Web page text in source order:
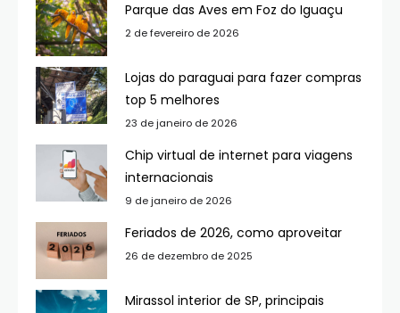
Parque das Aves em Foz do Iguaçu
2 de fevereiro de 2026
Lojas do paraguai para fazer compras
top 5 melhores
23 de janeiro de 2026
Chip virtual de internet para viagens
internacionais
9 de janeiro de 2026
Feriados de 2026, como aproveitar
26 de dezembro de 2025
Mirassol interior de SP, principais